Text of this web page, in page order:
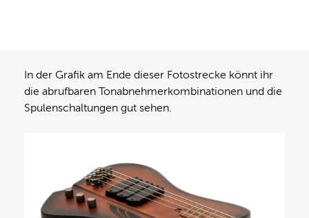
In der Grafik am Ende dieser Fotostrecke könnt ihr
die abrufbaren Tonabnehmerkombinationen und die
Spulenschaltungen gut sehen.